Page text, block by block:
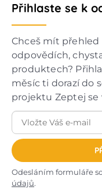
Přihlaste se k
Chceš mít
odpovědích,
produktech?
měsíc ti dorazí do
projektu Zeptej se
Odesláním formuláře
údajů.